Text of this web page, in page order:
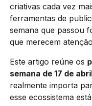
criativas cada vez
ferramentas de
semana que passou
que merecem
Este artigo reúne os
semana de 17 de
realmente importa
esse ecossistema